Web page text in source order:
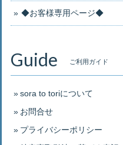
◆お客様専用ページ◆
Guide ご利用ガイド
sora to toriについて
お問合せ
プライバシーポリシー